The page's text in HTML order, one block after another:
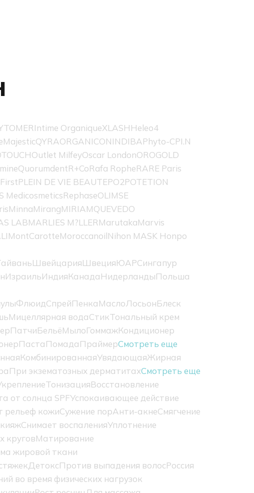
Intime OrganiqueXLASHHeleo4
MajesticQYRAORGANICONINDIBAPhyto-CPI.N
Outlet MilfeyOscar LondonOROGOLD
QuorumdentR+CoRafa RopheRARE Paris
PLEIN DE VIE BEAUTEPO2POTETION
MedicosmeticsRephaseOLIMSE
MinnaMirangMIRIAMQUEVEDO
LABMARLIES M?LLERMarutakaMarvis
MontCarotteMoroccanoilNihon MASK Honpo
ШвейцарияШвецияЮАРСингапур
ИзраильИндияКанадаНидерландыПольша
ФлюидСпрейПенкаМаслоЛосьонБлеск
Мицеллярная водаСтикТональный крем
ПатчиБельёМылоГоммажКондиционер
ПастаПомадаПраймерСмотреть еще
КомбинированнаяУвядающаяЖирная
При экзематозных дерматитахСмотреть еще
ТонизацияВосстановление
от солнца SPFУспокаивающее действие
рельеф кожиСужение порАнти-акнеСмягчение
Снимает воспаленияУплотнение
круговМатирование
жировой ткани
ДетоксПротив выпадения волосРоссия
во время физических нагрузок